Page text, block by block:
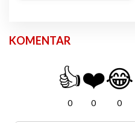
KOMENTAR
👍
0
❤️
0
😂
0